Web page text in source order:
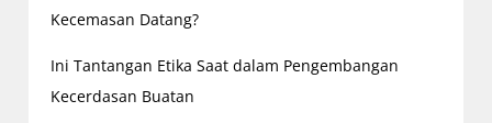
Kecemasan Datang?
Ini Tantangan Etika Saat dalam Pengembangan
Kecerdasan Buatan